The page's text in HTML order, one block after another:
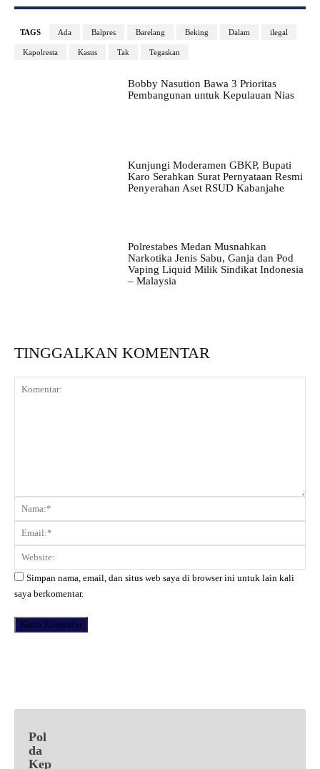
TAGS Ada Balpres Barelang Beking Dalam ilegal
Kapolresta Kasus Tak Tegaskan
Bobby Nasution Bawa 3 Prioritas
Pembangunan untuk Kepulauan Nias
Kunjungi Moderamen GBKP, Bupati
Karo Serahkan Surat Pernyataan Resmi
Penyerahan Aset RSUD Kabanjahe
Polrestabes Medan Musnahkan
Narkotika Jenis Sabu, Ganja dan Pod
Vaping Liquid Milik Sindikat Indonesia
– Malaysia
TINGGALKAN KOMENTAR
Komentar:
Simpan nama, email, dan situs web saya di browser ini untuk lain kali
saya berkomentar.
Pol
da
Kep